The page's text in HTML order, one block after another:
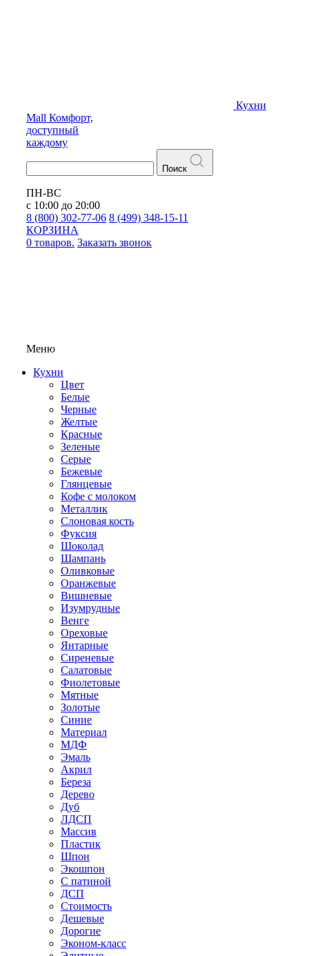
Кухни
Mall Комфорт,
доступный
каждому
Поиск
ПН-ВС
с 10:00 до 20:00
8 (800) 302-77-06 8 (499) 348-15-11
КОРЗИНА
0 товаров. Заказать звонок
Меню
Кухни
Цвет
Белые
Черные
Желтые
Красные
Зеленые
Серые
Бежевые
Глянцевые
Кофе с молоком
Металлик
Слоновая кость
Фуксия
Шоколад
Шампань
Оливковые
Оранжевые
Вишневые
Изумрудные
Венге
Ореховые
Янтарные
Сиреневые
Салатовые
Фиолетовые
Мятные
Золотые
Синие
Материал
МДФ
Эмаль
Акрил
Береза
Дерево
Дуб
ЛДСП
Массив
Пластик
Шпон
Экошпон
С патиной
ДСП
Стоимость
Дешевые
Дорогие
Эконом-класс